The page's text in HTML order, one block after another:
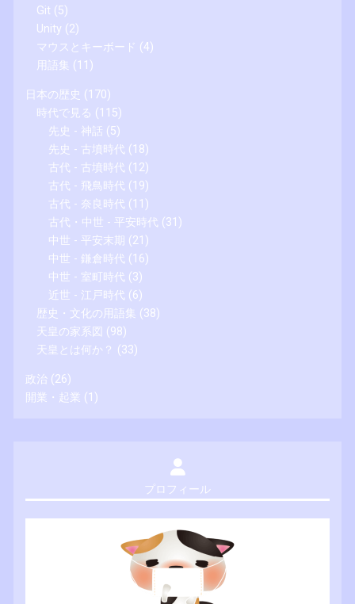
Git (5)
Unity (2)
マウスとキーボード (4)
用語集 (11)
日本の歴史 (170)
時代で見る (115)
先史 - 神話 (5)
先史 - 古墳時代 (18)
古代 - 古墳時代 (12)
古代 - 飛鳥時代 (19)
古代 - 奈良時代 (11)
古代・中世 - 平安時代 (31)
中世 - 平安末期 (21)
中世 - 鎌倉時代 (16)
中世 - 室町時代 (3)
近世 - 江戸時代 (6)
歴史・文化の用語集 (38)
天皇の家系図 (98)
天皇とは何か？ (33)
政治 (26)
開業・起業 (1)
プロフィール